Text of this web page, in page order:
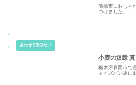
前橋市におしゃ
つけました。
小⻨の奴隷
栃木県真岡市で
ャイズパン店に